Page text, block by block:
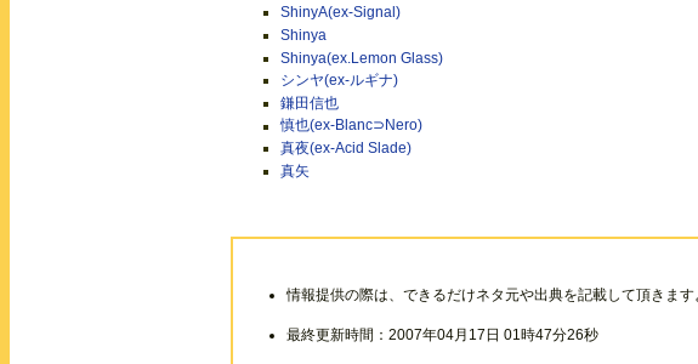
ShinyA(ex-Signal)
Shinya
Shinya(ex.Lemon Glass)
シンヤ(ex-ルギナ)
鎌田信也
慎也(ex-Blanc⊃Nero)
真夜(ex-Acid Slade)
真矢
情報提供の際は、できるだけネタ元や出典を記載して頂きま
最終更新時間：2007年04月17日 01時47分26秒